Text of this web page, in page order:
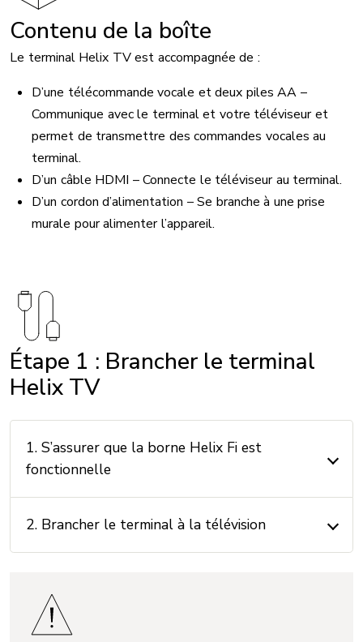
Contenu de la boîte
Le terminal Helix TV est accompagnée de :
D’une télécommande vocale et deux piles AA –
Communique avec le terminal et votre téléviseur et
permet de transmettre des commandes vocales au
terminal.
D’un câble HDMI – Connecte le téléviseur au terminal.
D’un cordon d’alimentation – Se branche à une prise
murale pour alimenter l’appareil.
Image
Étape 1 : Brancher le terminal
Helix TV
1. S’assurer que la borne Helix Fi est
fonctionnelle
2. Brancher le terminal à la télévision